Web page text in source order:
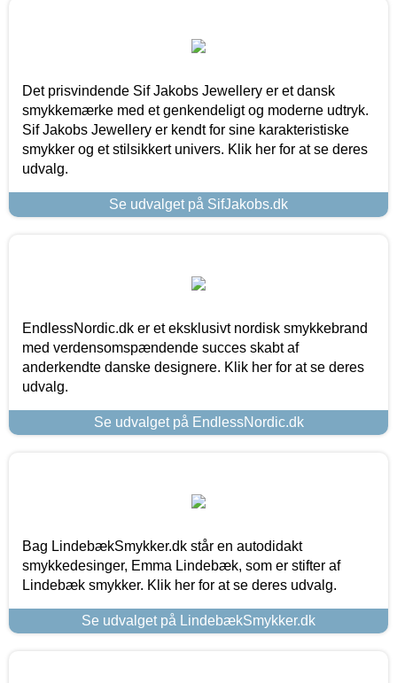
Det prisvindende Sif Jakobs Jewellery er et dansk
smykkemærke med et genkendeligt og moderne udtryk.
Sif Jakobs Jewellery er kendt for sine karakteristiske
smykker og et stilsikkert univers. Klik her for at se deres
udvalg.
Se udvalget på SifJakobs.dk
EndlessNordic.dk er et eksklusivt nordisk smykkebrand
med verdensomspændende succes skabt af
anderkendte danske designere. Klik her for at se deres
udvalg.
Se udvalget på EndlessNordic.dk
Bag LindebækSmykker.dk står en autodidakt
smykkedesinger, Emma Lindebæk, som er stifter af
Lindebæk smykker. Klik her for at se deres udvalg.
Se udvalget på LindebækSmykker.dk